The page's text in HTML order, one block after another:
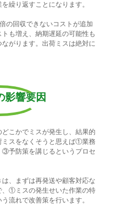
繰り返すことになります。
の回収できないコストが追加
も増え、納期遅延の可能性も
がります。出荷ミスは絶対に
影響要因
こかでミスが発生し、結果的
スをなくそうと思えば①業務
予防策を講じるというプロセ
、まずは再発送や顧客対応な
、①ミスの発生せいた作業の特
流れで改善策を行います。